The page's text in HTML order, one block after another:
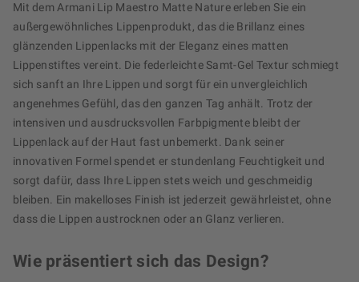
Mit dem Armani Lip Maestro Matte Nature erleben Sie ein
außergewöhnliches Lippenprodukt, das die Brillanz eines
glänzenden Lippenlacks mit der Eleganz eines matten
Lippenstiftes vereint. Die federleichte Samt-Gel Textur schmiegt
sich sanft an Ihre Lippen und sorgt für ein unvergleichlich
angenehmes Gefühl, das den ganzen Tag anhält. Trotz der
intensiven und ausdrucksvollen Farbpigmente bleibt der
Lippenlack auf der Haut fast unbemerkt. Dank seiner
innovativen Formel spendet er stundenlang Feuchtigkeit und
sorgt dafür, dass Ihre Lippen stets weich und geschmeidig
bleiben. Ein makelloses Finish ist jederzeit gewährleistet, ohne
dass die Lippen austrocknen oder an Glanz verlieren.
Wie präsentiert sich das Design?